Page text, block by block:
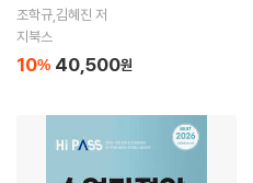
조학규,김혜진 저
지북스
10% 40,500원